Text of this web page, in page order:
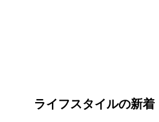
ライフスタイルの新着